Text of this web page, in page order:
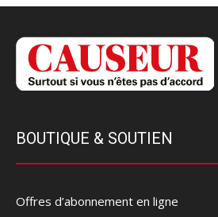
BOUTIQUE & SOUTIEN
Offres d’abonnement en ligne